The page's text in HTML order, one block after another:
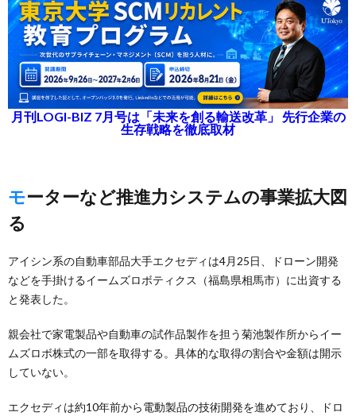
月刊LOGI-BIZ 7月号は「未来を創る輸送改革」 先行企業の
生存戦略を徹底取材
モーターなど推進力システムの事業拡大図
る
アイシン系の自動車部品大手エクセディは4月25日、ドローン開発
などを手掛けるイームズロボティクス（福島県相馬市）に出資する
と発表した。
親会社で家電製品や自動車の試作品製作を担う菊池製作所からイー
ムズロボ株式の一部を取得する。具体的な取得の割合や金額は開示
していない。
エクセディは約10年前から電動製品の技術開発を進めており、ドロ